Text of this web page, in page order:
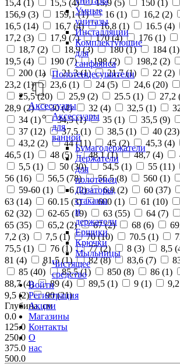
Умные
унитазы
Инсталляции
Комплектующие
для
санфаянса
Полотенцесушители
Аксессуары
Аксессуары
для
ванной
Бумагодержатели
Держатели
для
полотенец
Дозаторы,
стаканы
и
держатели
Ершики
Крючки
Мыльницы
Чистящее
средство
Войти
Регистрация
Акции
Магазины
Контакты
О
нас
15,4 (1 ) 15,5 (4) 15,9 (5) 150 (1 )
156,9 (3) 159,1 (1) 16 (1) 16,2 (2)
16,5 (14) 16,7 (4) 16,8 (1) 16.5 (4)
17,2 (3) 17,9 (7) 170 (4) 176 (1)
18,7 (2) 18,9 (3) 180 (1) 184 (1)
19,5 (4) 190 (7) 198 (2) 198,2 (2)
200 (1) 21,3 (1) 21,7 (1) 22 (2)
23,2 (1) 23,6 (1) 24 (5) 24,6 (20)
25,5 (20) 25,9 (2) 25.5 (1) 27,2
28,9 (2) 30 (4) 32 (4) 32,5 (1)
34 (1) 34,5 (1) 35 (1) 35,5 (9)
37 (12) 37,5 (1) 38,5 (1) 40 (23)
43,2 (2) 44 (11) 45 (2) 45,3 (4)
46,5 (1) 48 (5) 48,1 (1) 48,7 (4)
5,5 (1) 50 (30) 54,5 (1) 55 (11)
56 (16) 56,5 (78) 56.5 (8) 560 (1)
59-60 (1) 6 (2) 6,9 (2) 60 (37)
63 (14) 60.15 (3) 600 (1) 61 (10)
62 (32) 62-65 (19) 63 (55) 64 (7)
65 (35) 65,2 (2) 67 (2) 68 (6)
7,2 (3) 7,5 (1) 70 (10) 70.5 (1)
75,5 (1) 76 (1) 77 (2) 8 (3) 8,5 (
81 (4) 81,5 (1) 82 (8) 83,6 (7)
85 (40) 85,5 (1) 850 (8) 86 (1)
88,7 (4) 89 (4) 89,5 (1) 9 (1)
9,5 (2) 90 (21)
Глубина, см
0.0
125.0
250.0
375.0
500.0